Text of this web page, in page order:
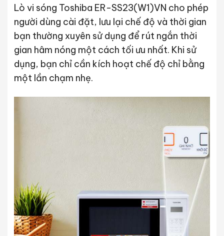
Lò vi sóng Toshiba ER-SS23(W1)VN cho phép
người dùng cài đặt, lưu lại chế độ và thời gian
bạn thường xuyên sử dụng để rút ngắn thời
gian hâm nóng một cách tối ưu nhất. Khi sử
dụng, bạn chỉ cần kích hoạt chế độ chỉ bằng
một lần chạm nhẹ.